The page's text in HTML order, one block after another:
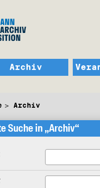
Archiv
Archiv
Suche in „Archiv“